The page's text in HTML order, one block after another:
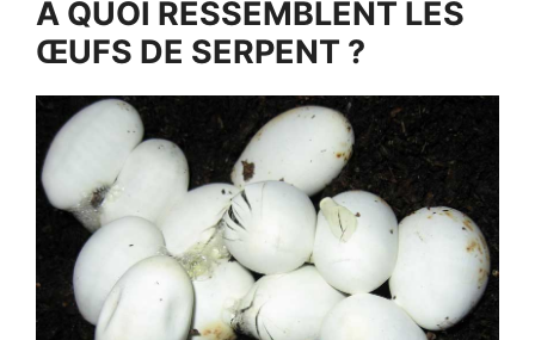
À QUOI RESSEMBLENT LES
ŒUFS DE SERPENT ?